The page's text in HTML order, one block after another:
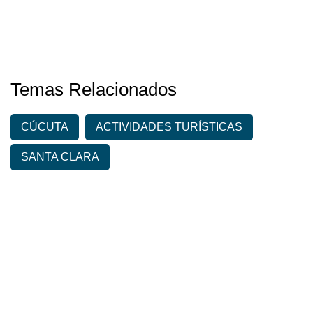
Temas Relacionados
CÚCUTA ACTIVIDADES TURÍSTICAS
SANTA CLARA